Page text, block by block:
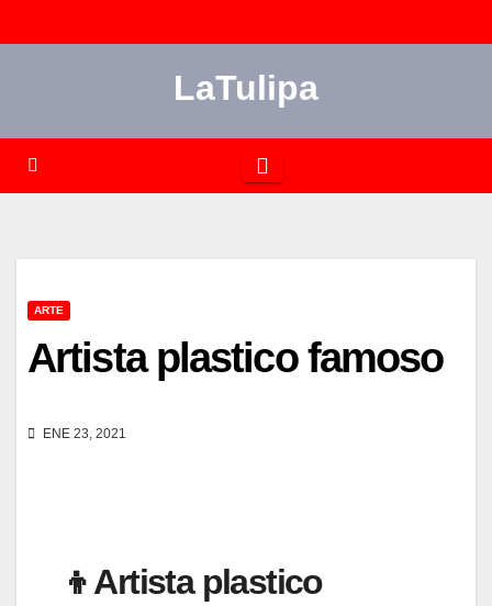
al
LaTulipa
ARTE
Artista plastico famoso
ENE 23, 2021
👦Artista plastico